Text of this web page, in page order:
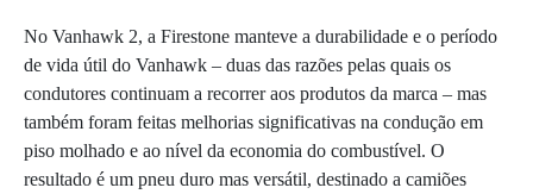
No Vanhawk 2, a Firestone manteve a durabilidade e o período
de vida útil do Vanhawk – duas das razões pelas quais os
condutores continuam a recorrer aos produtos da marca – mas
também foram feitas melhorias significativas na condução em
piso molhado e ao nível da economia do combustível. O
resultado é um pneu duro mas versátil, destinado a camiões